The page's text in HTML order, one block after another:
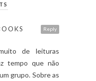
Reply
de leituras
tempo que não
grupo. Sobre as